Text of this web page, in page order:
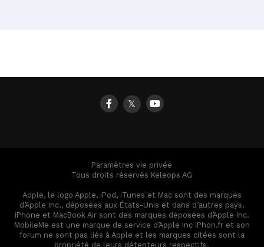
𝕏
Paramètres vie privée
Tous droits réservés Keleops AG
Apple, le logo Apple, iPod, iTunes et Mac sont des marques
d’Apple Inc., déposées aux États-Unis et dans d’autres pays.
iPhone et MacBook Air sont des marques déposées d’Apple Inc.
MobileMe est une marque de service d’Apple Inc iPhon.fr et son
forum ne sont pas liés à Apple et les marques citées sont la
propriété de leurs détenteurs respectifs.